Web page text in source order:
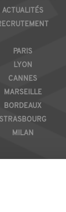
ACTUALITÉS
REGION
PARIS
LYON
CANNES
MARSEILLE
BORDEAUX
STRASBOURG
MILAN